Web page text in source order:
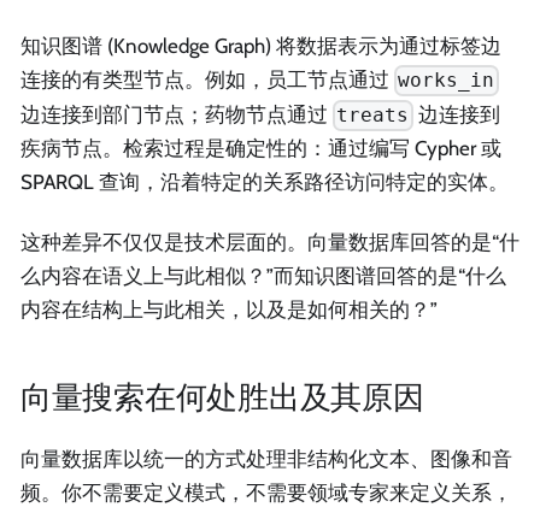
知识图谱 (Knowledge Graph) 将数据表示为通过标签边
连接的有类型节点。例如，员工节点通过 works_in
边连接到部门节点；药物节点通过 treats 边连接到
疾病节点。检索过程是确定性的：通过编写 Cypher 或
SPARQL 查询，沿着特定的关系路径访问特定的实体。
这种差异不仅仅是技术层面的。向量数据库回答的是“什
么内容在语义上与此相似？”而知识图谱回答的是“什么
内容在结构上与此相关，以及是如何相关的？”
向量搜索在何处胜出及其原因
向量数据库以统一的方式处理非结构化文本、图像和音
频。你不需要定义模式，不需要领域专家来定义关系，